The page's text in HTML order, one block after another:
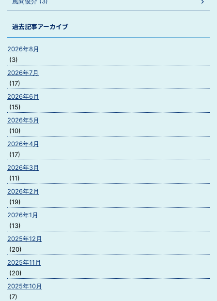
過去記事アーカイブ
2026年8月
(3)
2026年7月
(17)
2026年6月
(15)
2026年5月
(10)
2026年4月
(17)
2026年3月
(11)
2026年2月
(19)
2026年1月
(13)
2025年12月
(20)
2025年11月
(20)
2025年10月
(7)